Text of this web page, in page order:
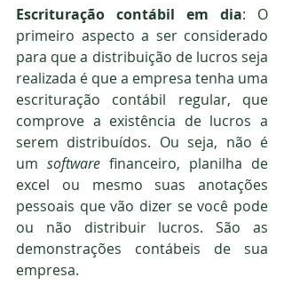
Escrituração contábil em dia: O
primeiro aspecto a ser considerado
para que a distribuição de lucros seja
realizada é que a empresa tenha uma
escrituração contábil regular, que
comprove a existência de lucros a
serem distribuídos. Ou seja, não é
um software financeiro, planilha de
excel ou mesmo suas anotações
pessoais que vão dizer se você pode
ou não distribuir lucros. São as
demonstrações contábeis de sua
empresa.